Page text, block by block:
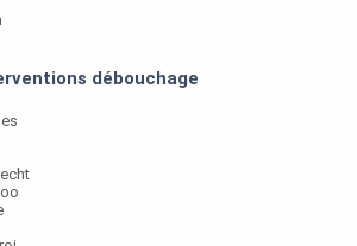
débouchage